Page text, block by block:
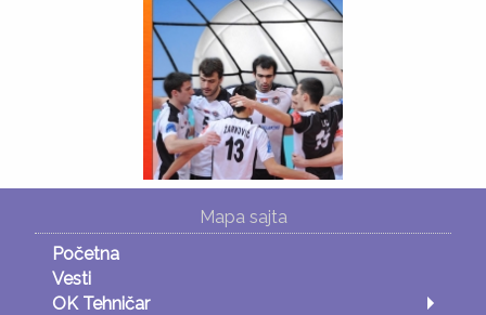
Mapa sajta
Početna
Vesti
OK Tehničar